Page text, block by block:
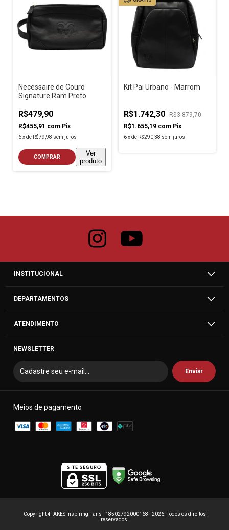
Necessaire de Couro
Signature Ram Preto
R$479,90
R$455,91 com Pix
6 xde R$79,98 sem juros
COMPRAR
Ver
produto
Kit Pai Urbano - Marrom
R$1.742,30 R$3.879,70
R$1.655,19 com Pix
6 xde R$290,38 sem juros
INSTITUCIONAL
DEPARTAMENTOS
ATENDIMENTO
NEWSLETTER
Meios de pagamento
Copyright 4TAKES Inspiring Fans - 18502792000168 - 2026. Todos os direitos
reservados.